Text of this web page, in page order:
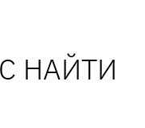
НАЙТИ